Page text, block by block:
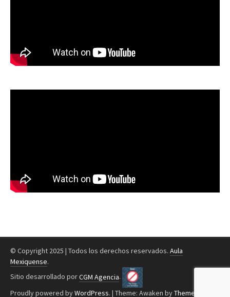
© Copyright 2025 | Todos los derechos reservados. Aula
Mexiquense.
Sitio desarrollado porCGM Agencia.
Proudly powered byWordPress. | Theme: Awaken byThemezHut